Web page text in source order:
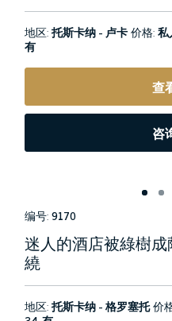
地区:托斯卡纳 - 卢卡价格:私
有
查
咨
编号:9170
迷人的酒店被綠樹
繞
地区:托斯卡纳 - 格罗塞托价